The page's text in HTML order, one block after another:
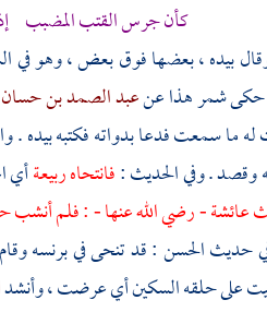
كأن جرس القتب المضبب
بيده ، بعضها فوق بعض ، وهو في
شمر هذا عنعبد الصمد بن حسان
له ما سمعت فدعا بدواته فكتبه
. وفي الحديث :فانتحاه ربيعةأي
عائشة- رضي الله عنها - : فلم أنشب
حديثالحسن: قد تنحى في برنسه
على حلقه السكين أي عرضت ، وأنشد